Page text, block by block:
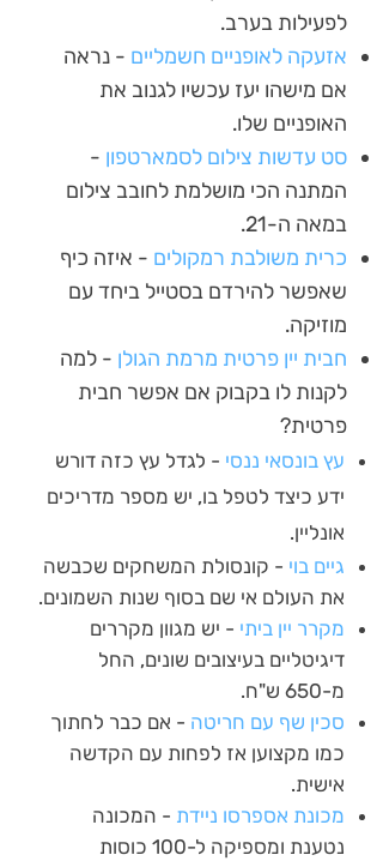
לפעילות בערב.
אזעקה לאופניים חשמליים - נראה
אם מישהו יעז עכשיו לגנוב את
האופניים שלו.
סט עדשות צילום לסמארטפון -
המתנה הכי מושלמת לחובב צילום
במאה ה-21.
כרית משולבת רמקולים - איזה כיף
שאפשר להירדם בסטייל ביחד עם
מוזיקה.
חבית יין פרטית מרמת הגולן - למה
לקנות לו בקבוק אם אפשר חבית
פרטית?
עץ בונסאי ננסי - לגדל עץ כזה דורש
ידע כיצד לטפל בו, יש מספר מדריכים
אונליין.
גיים בוי - קונסולת המשחקים שכבשה
את העולם אי שם בסוף שנות השמונים.
מקרר יין ביתי - יש מגוון מקררים
דיגיטליים בעיצובים שונים, החל
מ-650 ש"ח.
סכין שף עם חריטה - אם כבר לחתוך
כמו מקצוען אז לפחות עם הקדשה
אישית.
מכונת אספרסו ניידת - המכונה
נטענת ומספיקה ל-100 כוסות